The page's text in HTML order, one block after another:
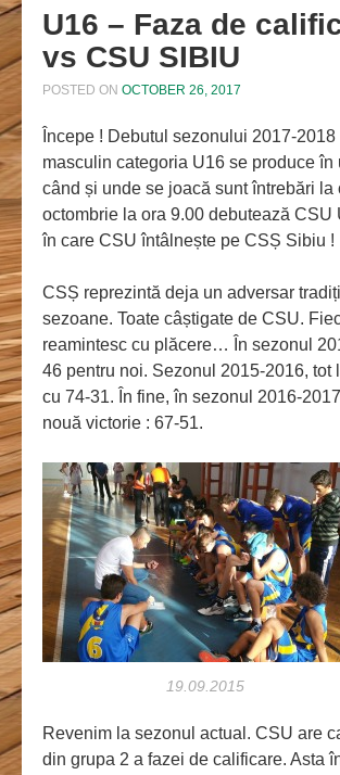
U16 – Faza de
vs CSU SIBIU
POSTED ON OCTOBER 26, 2017
Începe ! Debutul sezonului 2017-
masculin categoria U16 se produce
când și unde se joacă sunt întrebări
octombrie la ora 9.00 debutează
în care CSU întâlnește pe CSȘ Sibiu !
CSȘ reprezintă deja un adversar
sezoane. Toate câștigate de CSU.
reamintesc cu plăcere… În sezonul
46 pentru noi. Sezonul 2015-2016,
cu 74-31. În fine, în sezonul 2016-
nouă victorie : 67-51.
19.09.2015
Revenim la sezonul actual. CSU are
din grupa 2 a fazei de calificare. Asta